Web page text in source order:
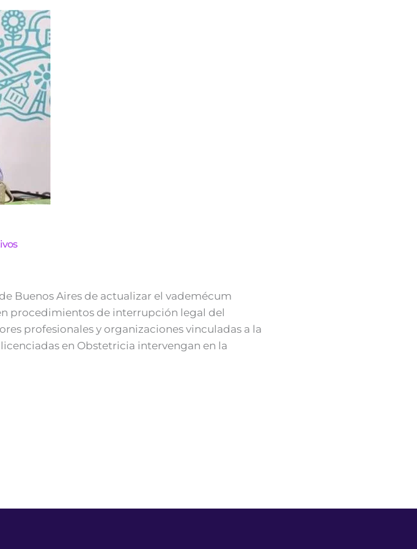
Buenos Aires de actualizar el vademécum
procedimientos de interrupción legal del
profesionales y organizaciones vinculadas a la
en Obstetricia intervengan en la